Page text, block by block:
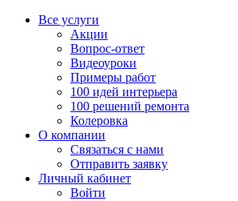
Все услуги
Акции
Вопрос-ответ
Видеоуроки
Примеры работ
100 идей интерьера
100 решений ремонта
Колеровка
О компании
Связаться с нами
Отправить заявку
Личный кабинет
Войти